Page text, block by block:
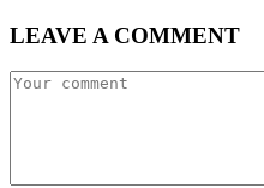
LEAVE A COMMENT